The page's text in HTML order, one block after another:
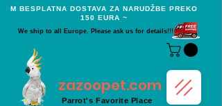
Μ BESPLATNA DOSTAVA ZA NARUDŽBE PREKO
150 EURA ~
We ship to all Europe. Please ask us for details!!!
zazoopet.com
Parrot's Favorite Place